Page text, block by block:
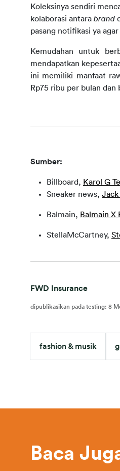
Koleksinya sendiri
kolaborasi antara brand
pasang notifikasi ya
Kemudahan untuk
mendapatkan
ini memiliki manfaat
Rp75 ribu per bulan dan
Sumber:
Billboard, Karol G
Sneaker news, Jack
Balmain, Balmain X
StellaMcCartney,
FWD Insurance
dipublikasikan pada testing: 8
fashion & musik
Baca